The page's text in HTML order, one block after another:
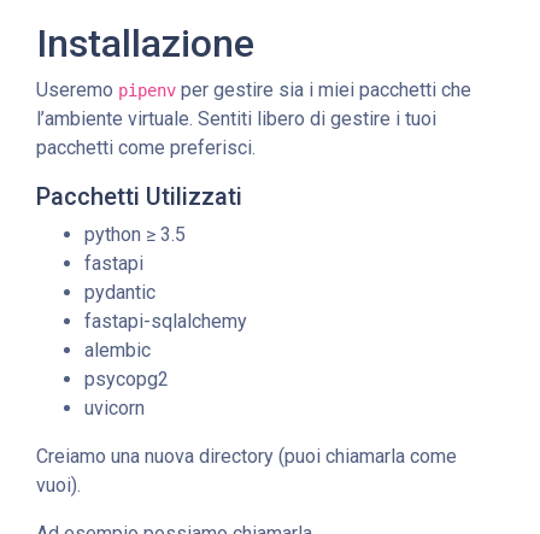
Installazione
Useremo pipenv per gestire sia i miei pacchetti che
l’ambiente virtuale. Sentiti libero di gestire i tuoi
pacchetti come preferisci.
Pacchetti Utilizzati
python ≥ 3.5
fastapi
pydantic
fastapi-sqlalchemy
alembic
psycopg2
uvicorn
Creiamo una nuova directory (puoi chiamarla come
vuoi).